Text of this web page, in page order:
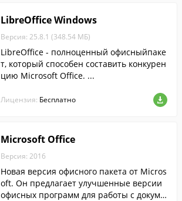
LibreOffice Windows
Версия: 25.8.1 (348.54 МБ)
LibreOffice - полноценный офисныйпаке
т, который способен составить конкурен
цию Microsoft Office. ...
Лицензия: Бесплатно
Microsoft Office
Версия: 2016
Новая версия офисного пакета от Micros
oft. Он предлагает улучшенные версии
офисных программ для работы с докуме